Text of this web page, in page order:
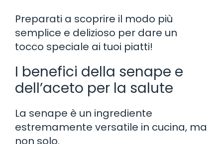
Preparati a scoprire il modo più
semplice e delizioso per dare un
tocco speciale ai tuoi piatti!
I benefici della senape e
dell’aceto per la salute
La senape è un ingrediente
estremamente versatile in cucina, ma
non solo.